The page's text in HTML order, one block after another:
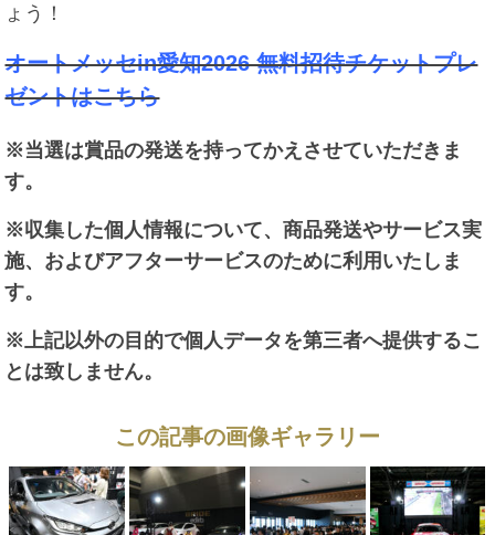
ょう！
オートメッセin愛知2026 無料招待チケットプレ
ゼントはこちら
※当選は賞品の発送を持ってかえさせていただきま
す。
※収集した個人情報について、商品発送やサービス実
施、およびアフターサービスのために利用いたしま
す。
※上記以外の目的で個人データを第三者へ提供するこ
とは致しません。
この記事の画像ギャラリー